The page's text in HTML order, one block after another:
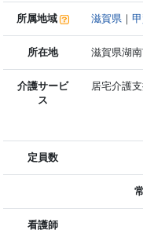
所属地域 滋賀県 ｜
所在地 滋賀県湖
介護サービ
ス
居宅介護
定員数
看護師